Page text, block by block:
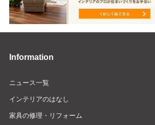
Information
ニュース一覧
インテリアのはなし
家具の修理・リフォーム